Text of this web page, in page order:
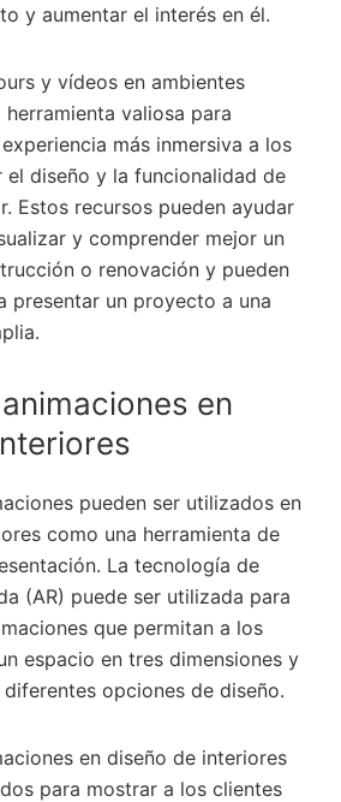
y aumentar el interés en él.
y vídeos en ambientes
valiosa para
más inmersiva a los
diseño y la funcionalidad de
Estos recursos pueden ayudar
y comprender mejor un
o renovación y pueden
presentar un proyecto a una
en
pueden ser utilizados en
como una herramienta de
La tecnología de
(AR) puede ser utilizada para
que permitan a los
espacio en tres dimensiones y
opciones de diseño.
en diseño de interiores
para mostrar a los clientes